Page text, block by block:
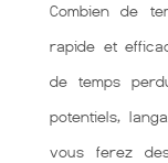
Combien de
rapide et
de temps
potentiels,
vous ferez